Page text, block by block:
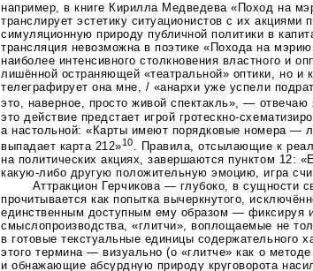
например, в книге Кирилла Медведева «Поход на
транслирует эстетику ситуационистов с их акциями
симуляционную природу публичной политики в
трансляция невозможна в поэтике «Похода на
наиболее интенсивного столкновения властного и
лишённой остраняющей «театральной» оптики, но
телеграфирует она мне, / «анархи уже успели
это, наверное, просто живой спектакль», ― отвечаю
это действие предстает игрой гротескно-
а настольной: «Карты имеют порядковые номера —
выпадает карта 212»10
. Правила, отсылающие к
на политических акциях, завершаются пунктом 12:
какую-либо другую положительную эмоцию, игра
Аттракцион Герчикова — глубоко, в сущности
прочитывается как попытка вычеркнутого,
единственным доступным ему образом — фиксируя
смыслопроизводства, «глитчи», воплощаемые не
в готовые текстуальные единицы содержательного
этого термина — визуально (о «глитче» как о
и обнажающие абсурдную природу круговорота